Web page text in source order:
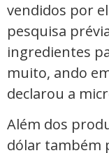
vendidos por
pesquisa
ingredientes
muito, ando
declarou a
Além dos
dólar também